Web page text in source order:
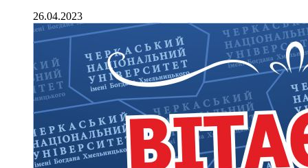
26.04.2023